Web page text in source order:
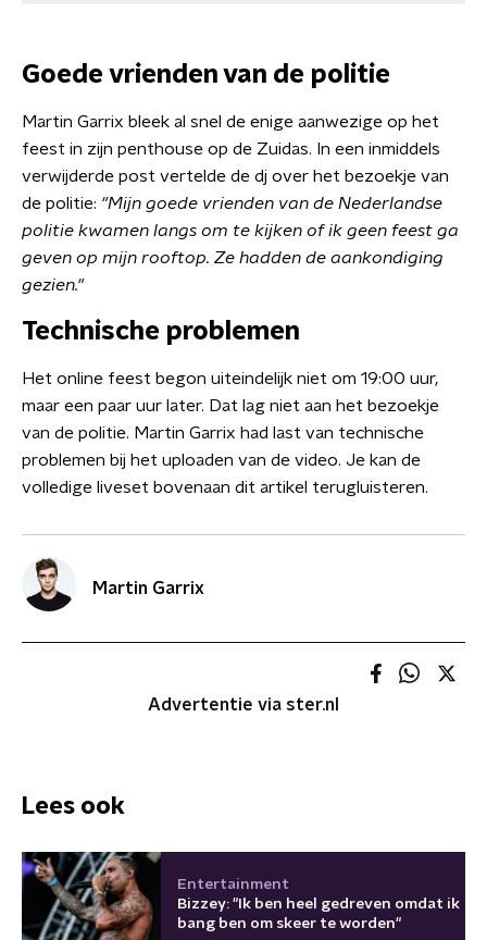
Goede vrienden van de politie
Martin Garrix bleek al snel de enige aanwezige op het
feest in zijn penthouse op de Zuidas. In een inmiddels
verwijderde post vertelde de dj over het bezoekje van
de politie: "Mijn goede vrienden van de Nederlandse
politie kwamen langs om te kijken of ik geen feest ga
geven op mijn rooftop. Ze hadden de aankondiging
gezien."
Technische problemen
Het online feest begon uiteindelijk niet om 19:00 uur,
maar een paar uur later. Dat lag niet aan het bezoekje
van de politie. Martin Garrix had last van technische
problemen bij het uploaden van de video. Je kan de
volledige liveset bovenaan dit artikel terugluisteren.
Martin Garrix
Advertentie via ster.nl
Lees ook
Entertainment
Bizzey: "Ik ben heel gedreven omdat ik
bang ben om skeer te worden"